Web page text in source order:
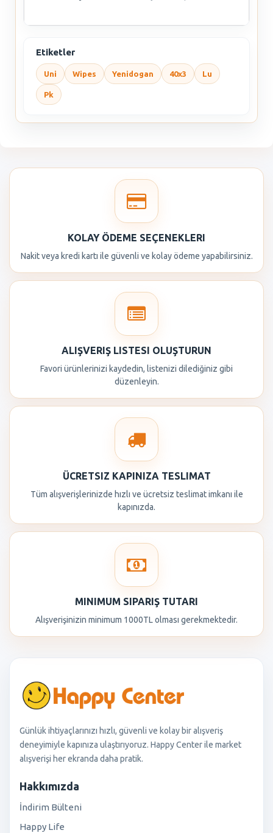
Etiketler
Uni Wipes Yenidogan 40x3 Lu
Pk
KOLAY ÖDEME SEÇENEKLERI
Nakit veya kredi kartı ile güvenli ve kolay ödeme yapabilirsiniz.
ALIŞVERIŞ LISTESI OLUŞTURUN
Favori ürünlerinizi kaydedin, listenizi dilediğiniz gibi
düzenleyin.
ÜCRETSIZ KAPINIZA TESLIMAT
Tüm alışverişlerinizde hızlı ve ücretsiz teslimat imkanı ile
kapınızda.
MINIMUM SIPARIŞ TUTARI
Alışverişinizin minimum 1000TL olması gerekmektedir.
Günlük ihtiyaçlarınızı hızlı, güvenli ve kolay bir alışveriş
deneyimiyle kapınıza ulaştırıyoruz. Happy Center ile market
alışverişi her ekranda daha pratik.
Hakkımızda
İndirim Bülteni
Happy Life